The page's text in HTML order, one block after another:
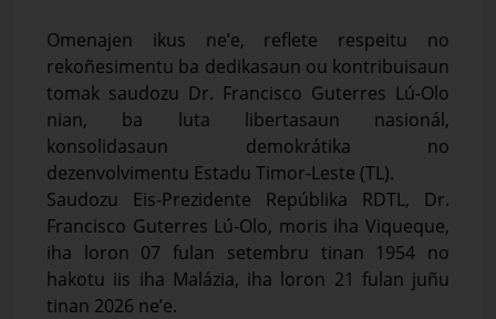
Omenajen ikus ne’e, reflete respeitu no
rekoñesimentu ba dedikasaun ou kontribuisaun
tomak saudozu Dr. Francisco Guterres Lú-Olo
nian, ba luta libertasaun nasionál,
konsolidasaun demokrátika no
dezenvolvimentu Estadu Timor-Leste (TL).
Saudozu Eis-Prezidente Repúblika RDTL, Dr.
Francisco Guterres Lú-Olo, moris iha Viqueque,
iha loron 07 fulan setembru tinan 1954 no
hakotu iis iha Malázia, iha loron 21 fulan juñu
tinan 2026 ne’e.